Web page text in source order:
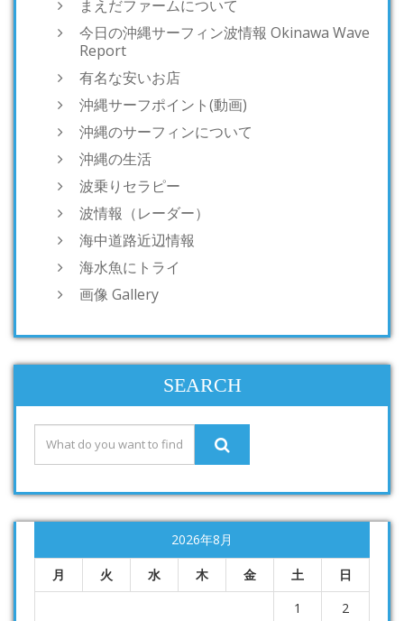
まえだファームについて
今日の沖縄サーフィン波情報 Okinawa Wave
Report
有名な安いお店
沖縄サーフポイント(動画)
沖縄のサーフィンについて
沖縄の生活
波乗りセラピー
波情報（レーダー）
海中道路近辺情報
海水魚にトライ
画像 Gallery
SEARCH
2026年8月
月 火 水 木 金 土
日
1
2